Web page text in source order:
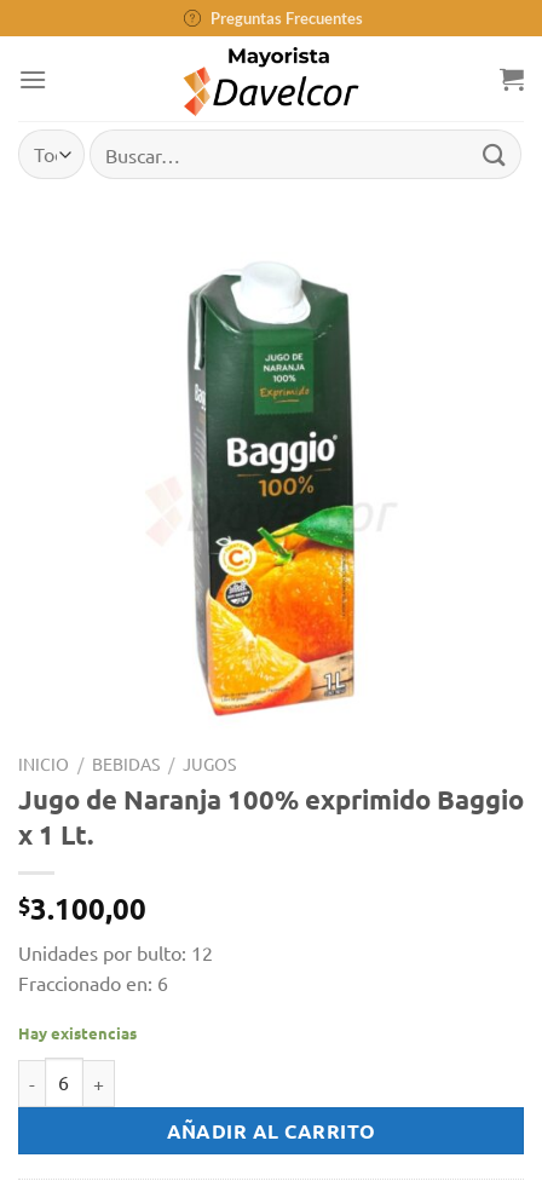
al
contenido
Preguntas Frecuentes
Buscar
por:
INICIO / BEBIDAS / JUGOS
Jugo de Naranja 100% exprimido Baggio
x 1 Lt.
$3.100,00
Unidades por bulto: 12
Fraccionado en: 6
Hay existencias
Jugo de Naranja 100% exprimido Baggio x 1 Lt. cantidad
AÑADIR AL CARRITO